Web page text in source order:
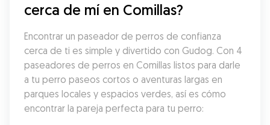
cerca de mí en Comillas?
Encontrar un paseador de perros de confianza
cerca de ti es simple y divertido con Gudog. Con 4
paseadores de perros en Comillas listos para darle
a tu perro paseos cortos o aventuras largas en
parques locales y espacios verdes, así es cómo
encontrar la pareja perfecta para tu perro: